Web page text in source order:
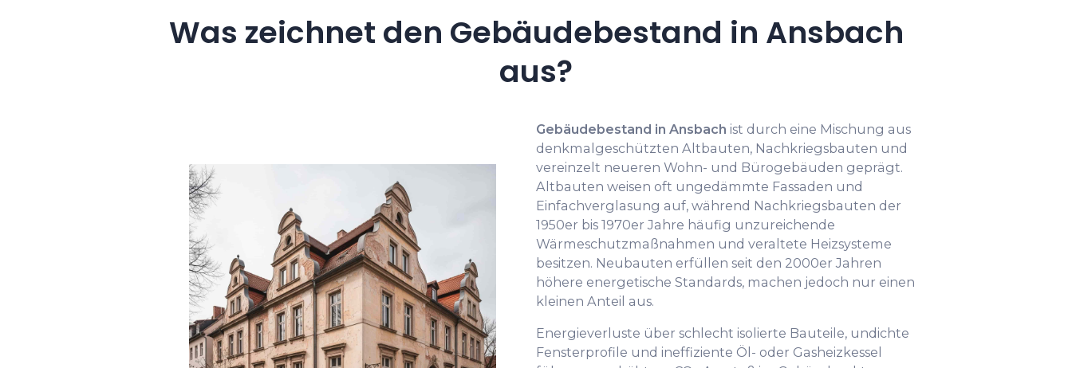
Was zeichnet den Gebäudebestand in Ansbach
aus?
Gebäudebestand in Ansbach ist durch eine Mischung aus
denkmalgeschützten Altbauten, Nachkriegsbauten und
vereinzelt neueren Wohn- und Bürogebäuden geprägt.
Altbauten weisen oft ungedämmte Fassaden und
Einfachverglasung auf, während Nachkriegsbauten der
1950er bis 1970er Jahre häufig unzureichende
Wärmeschutzmaßnahmen und veraltete Heizsysteme
besitzen. Neubauten erfüllen seit den 2000er Jahren
höhere energetische Standards, machen jedoch nur einen
kleinen Anteil aus.
Energieverluste über schlecht isolierte Bauteile, undichte
Fensterprofile und ineffiziente Öl- oder Gasheizkessel